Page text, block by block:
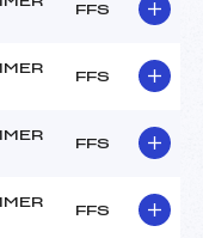
FFS
FFS
FFS
FFS